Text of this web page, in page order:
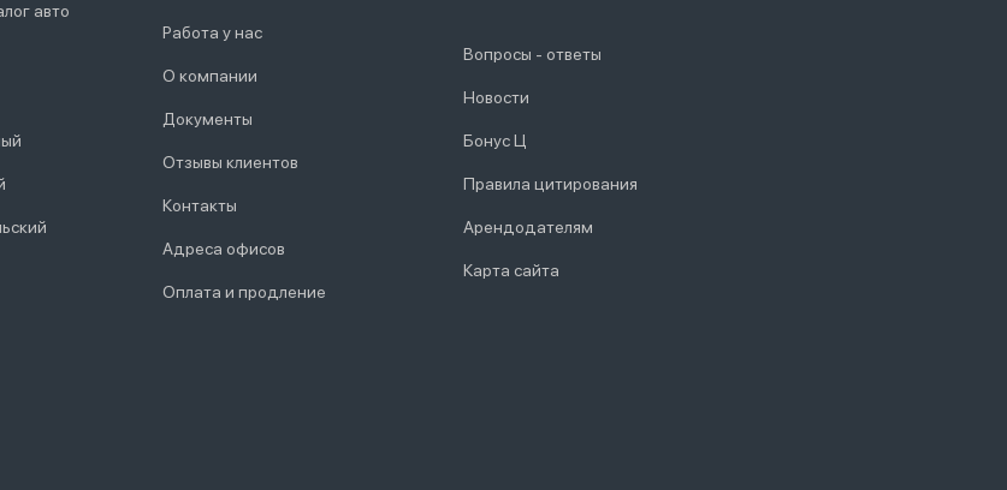
авто
Работа у нас
О компании
Документы
Отзывы клиентов
Контакты
Адреса офисов
Оплата и продление
Вопросы - ответы
Новости
Бонус Ц
Правила цитирования
Арендодателям
Карта сайта